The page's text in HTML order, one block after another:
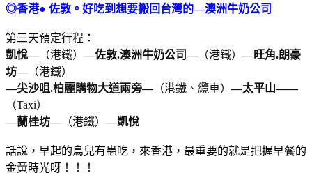
◎香港● 佐敦。好吃到想要搬回台灣的—澳洲牛奶公司
第三天預定行程：
凱悅—（港鐵）—佐敦.澳洲牛奶公司—（港鐵）—旺角.朗豪
坊—（港鐵）
—尖沙咀.柏麗購物大道兩旁—（港鐵、纜車）—太平山——
（Taxi）
—蘭桂坊—（港鐵）—凱悅
話說，早起的鳥兒有蟲吃，來香港，最重要的就是把握早餐的
金黃時光呀！！！